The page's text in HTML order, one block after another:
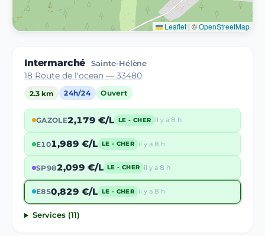
Leaflet | ©OpenStreetMap
Intermarché Sainte-Hélène
18 Route de l'ocean — 33480
2.3 km 24h/24 Ouvert
GAZOLE2,179 €/L LE - CHER il y a 8 h
E101,989 €/L LE - CHER il y a 8 h
SP982,099 €/L LE - CHER il y a 8 h
E850,829 €/L LE - CHER il y a 8 h
Services (11)